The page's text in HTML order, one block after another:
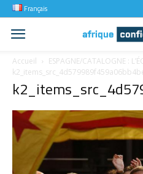
Français
Accueil
ESPAGNE/CATALOGNE :